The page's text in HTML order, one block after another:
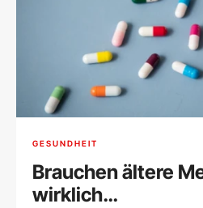
GESUNDHEIT
Brauchen ältere
wirklich